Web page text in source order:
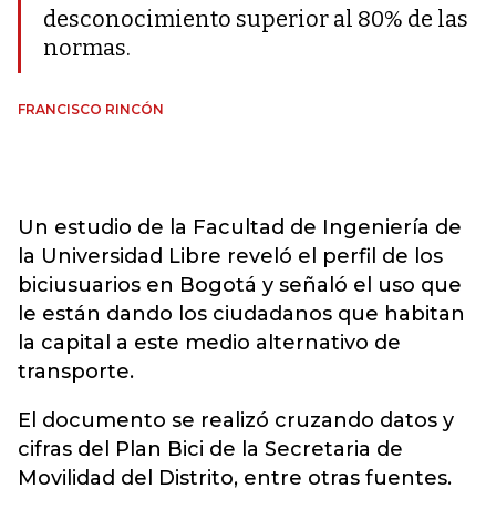
desconocimiento superior al 80% de las
normas.
FRANCISCO RINCÓN
Un estudio de la Facultad de Ingeniería de
la Universidad Libre reveló el perfil de los
biciusuarios en Bogotá y señaló el uso que
le están dando los ciudadanos que habitan
la capital a este medio alternativo de
transporte.
El documento se realizó cruzando datos y
cifras del Plan Bici de la Secretaria de
Movilidad del Distrito, entre otras fuentes.